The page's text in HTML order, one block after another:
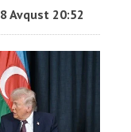
8 Avqust 20:52